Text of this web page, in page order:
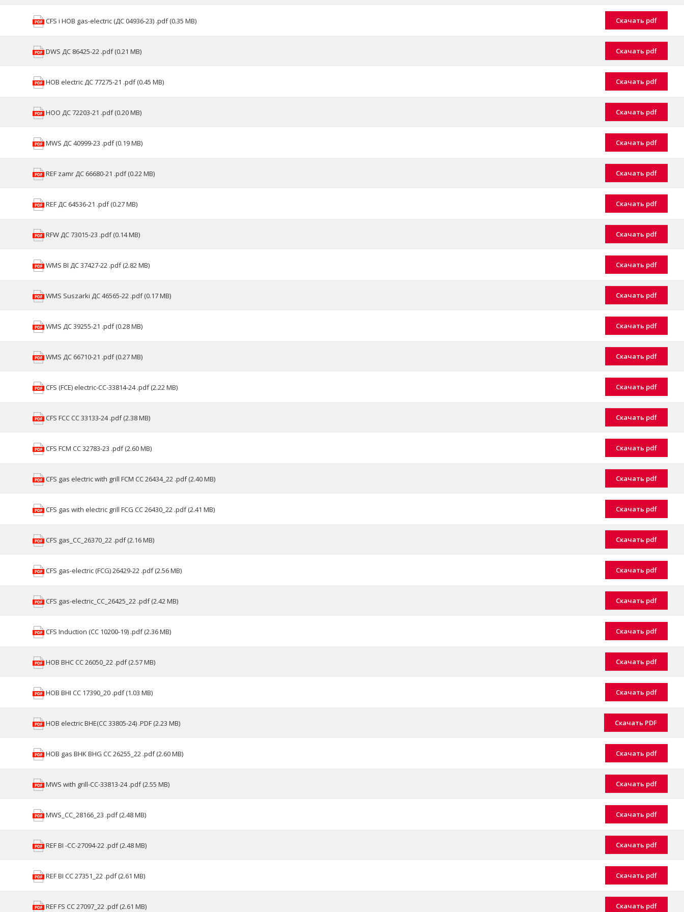
CFS i HOB gas-electric (ДС 04936-23) .pdf (0.35 MB) Скачать pdf
DWS ДС 86425-22 .pdf (0.21 MB) Скачать pdf
HOB electric ДС 77275-21 .pdf (0.45 MB) Скачать pdf
HOO ДС 72203-21 .pdf (0.20 MB) Скачать pdf
MWS ДС 40999-23 .pdf (0.19 MB) Скачать pdf
REF zamr ДС 66680-21 .pdf (0.22 MB) Скачать pdf
REF ДС 64536-21 .pdf (0.27 MB) Скачать pdf
RFW ДС 73015-23 .pdf (0.14 MB) Скачать pdf
WMS BI ДС 37427-22 .pdf (2.82 MB) Скачать pdf
WMS Suszarki ДС 46565-22 .pdf (0.17 MB) Скачать pdf
WMS ДС 39255-21 .pdf (0.28 MB) Скачать pdf
WMS ДС 66710-21 .pdf (0.27 MB) Скачать pdf
CFS (FCE) electric-CC-33814-24 .pdf (2.22 MB) Скачать pdf
CFS FCC CC 33133-24 .pdf (2.38 MB) Скачать pdf
CFS FCM CC 32783-23 .pdf (2.60 MB) Скачать pdf
CFS gas electric with grill FCM CC 26434_22 .pdf (2.40 MB) Скачать pdf
CFS gas with electric grill FCG CC 26430_22 .pdf (2.41 MB) Скачать pdf
CFS gas_CC_26370_22 .pdf (2.16 MB) Скачать pdf
CFS gas-electric (FCG) 26429-22 .pdf (2.56 MB) Скачать pdf
CFS gas-electric_CC_26425_22 .pdf (2.42 MB) Скачать pdf
CFS Induction (СС 10200-19) .pdf (2.36 MB) Скачать pdf
HOB BHC CC 26050_22 .pdf (2.57 MB) Скачать pdf
HOB BHI CC 17390_20 .pdf (1.03 MB) Скачать pdf
HOB electric BHE(СС 33805-24) .PDF (2.23 MB) Скачать PDF
HOB gas BHK BHG CC 26255_22 .pdf (2.60 MB) Скачать pdf
MWS with grill-CC-33813-24 .pdf (2.55 MB) Скачать pdf
MWS_CC_28166_23 .pdf (2.48 MB) Скачать pdf
REF BI -CC-27094-22 .pdf (2.48 MB) Скачать pdf
REF BI CC 27351_22 .pdf (2.61 MB) Скачать pdf
REF FS CC 27097_22 .pdf (2.61 MB) Скачать pdf